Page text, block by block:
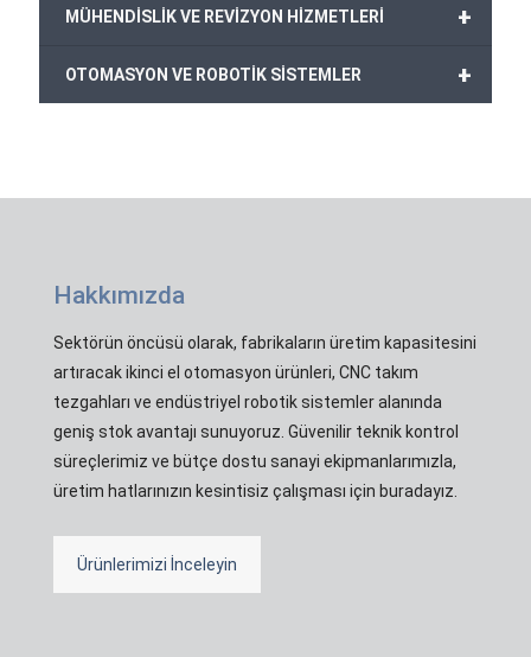
+
MÜHENDİSLİK VE REVİZYON HİZMETLERİ
+
OTOMASYON VE ROBOTİK SİSTEMLER
Hakkımızda
Sektörün öncüsü olarak, fabrikaların üretim kapasitesini
artıracak ikinci el otomasyon ürünleri, CNC takım
tezgahları ve endüstriyel robotik sistemler alanında
geniş stok avantajı sunuyoruz. Güvenilir teknik kontrol
süreçlerimiz ve bütçe dostu sanayi ekipmanlarımızla,
üretim hatlarınızın kesintisiz çalışması için buradayız.
Ürünlerimizi İnceleyin